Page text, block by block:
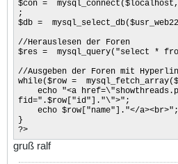
$con = mysql_connect($localhost,
;
$db =
//Herauslesen der Foren
$res = mysql_query("select *
//Ausgeben der Foren mit
while($row =
echo "<a
fid=".$row["id"]."\">";
echo $row["name"]."</a><br>";
}
?>
gruß ralf